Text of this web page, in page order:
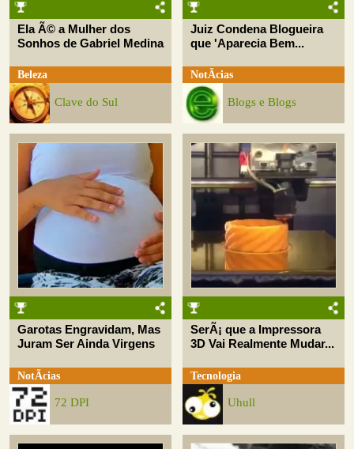
Ela Ã© a Mulher dos
Sonhos de Gabriel Medina
Beleza
Clave do Sul
Juiz Condena Blogueira
que 'Aparecia Bem...
NotÃ­cias
Blogs e Blogs
Garotas Engravidam, Mas
Juram Ser Ainda Virgens
NotÃ­cias
72 DPI
SerÃ¡ que a Impressora
3D Vai Realmente Mudar...
Tecnologia
Uhull